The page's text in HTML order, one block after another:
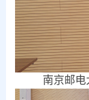
南京邮